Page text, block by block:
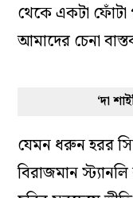
থেকে একটা ফোঁটা
আমাদের চেনা
‘দা
যেমন ধরুন হরর
বিরাজমান